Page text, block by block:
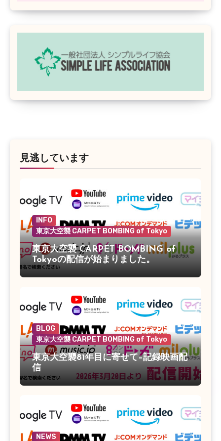
見逃しています
INFO
東京大空襲 CARPET BOMBING of Tokyo
東京大空襲 CARPET BOMBING of
Tokyoの配信が始まりました。
BLOG
東京大空襲 CARPET BOMBING of Tokyo
東京大空襲81年目に寄せて–記録映画配
信
NEWS